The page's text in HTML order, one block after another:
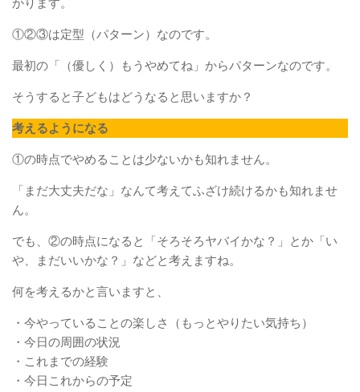
①②③は定型（パターン）なのです。
最初の「（優しく）もうやめてね」からパターンなのです。
そうすると子どもはどうなると思いますか？
考えるようになる
①の時点でやめることは少ないかも知れません。
「まだ大丈夫だな」なんて考えてふざけ続けるかも知れませ
ん。
でも、②の時点になると「そろそろヤバイかな？」とか「い
や、まだいいかな？」などと考えますね。
何を考えるかと言いますと、
・今やっていることの楽しさ（もっとやりたい気持ち）
・今日の周囲の状況
・これまでの経験
・今日これからの予定